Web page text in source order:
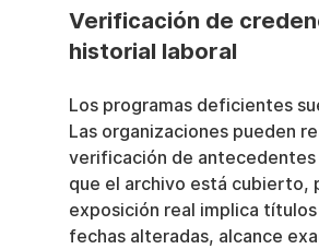
Verificación de
historial laboral
Los programas deficientes
Las organizaciones pueden
verificación de antecedentes
que el archivo está cubierto,
exposición real implica
fechas alteradas, alcance